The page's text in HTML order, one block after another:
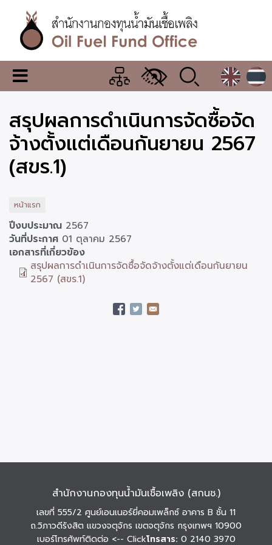
เนื้อหา
หลักสำนักงาน
กองทุน
น้ำมัน
เชื้อ
เพลิง
เมนู
เปลี่ยน
แสดง
ผล
สรุปผลการดำเนินการจัดซื้อจัด
จ้างตั้งแต่เดือนกันยายน 2567
(สขร.1)
หน้าแรก
ปีงบประมาณ 2567
วันที่ประกาศ 01 ตุลาคม 2567
เอกสารที่เกี่ยวข้อง
สรุปผลการดำเนินการจัดซื้อจัดจ้างตั้งแต่เดือนกันยายน
2567 (สขร.1)
สำนักงานกองทุนน้ำมันเชื้อเพลิง (สกนช.)
เลขที่ 555/2 ศูนย์เอนเนอร์ยี่คอมเพล็กซ์ อาคาร B ชั้น 11
ถ.วิภาวดีรังสิต แขวงจตุจักร เขตจตุจักร กรุงเทพฯ 10900
เบอร์โทรศัพท์ติดต่อ <-- Clickโทรสาร: 0 2140 3970